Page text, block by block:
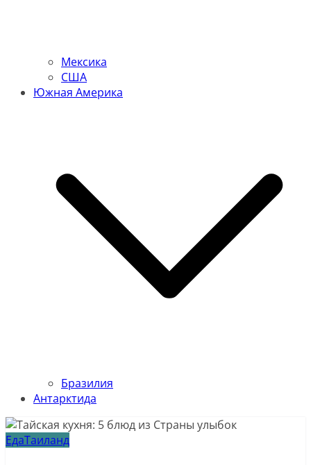
Мексика
США
Южная Америка
Бразилия
Антарктида
ЕдаТаиланд